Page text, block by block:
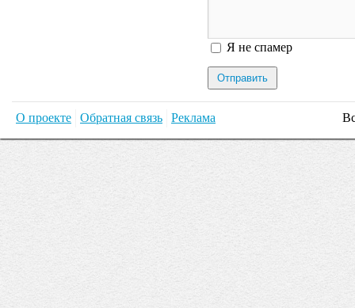
Я спамер
Я не спамер
О проекте Обратная связь Реклама